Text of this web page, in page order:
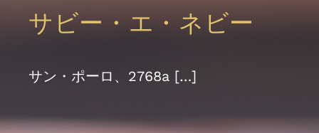
再販業者
サービス
サビー・エ・ネビー
サン・ポーロ、2768a […]